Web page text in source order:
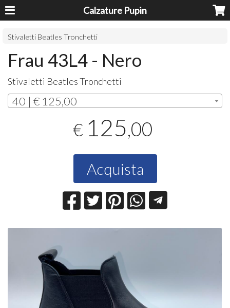
Calzature Pupin
Stivaletti Beatles Tronchetti
Frau 43L4 - Nero
Stivaletti Beatles Tronchetti
40 | € 125,00
€ 125,00
Acquista